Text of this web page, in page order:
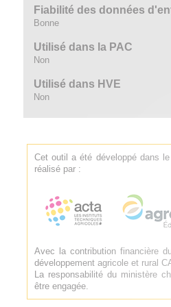
Fiabilité des données
Bonne
Utilisé dans la PAC
Non
Utilisé dans HVE
Non
Cet outil a été développé dans
réalisé par :
Avec la contribution financière
développement agricole et rural
La responsabilité du ministère
être engagée.